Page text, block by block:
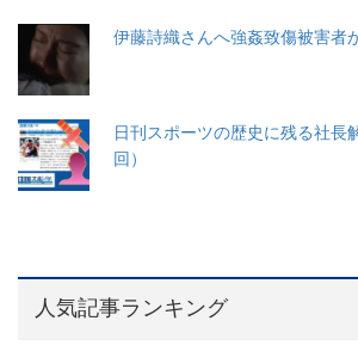
伊藤詩織さんへ強姦致傷被害者
日刊スポーツの歴史に残る社長
回）
人気記事ランキング